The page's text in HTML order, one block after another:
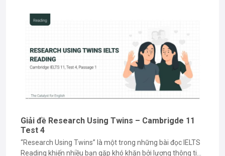
Giải đề Research Using Twins – Cambrigde 11
Test 4
“Research Using Twins” là một trong những bài đọc IELTS
Reading khiến nhiều bạn gặp khó khăn bởi lượng thông tin